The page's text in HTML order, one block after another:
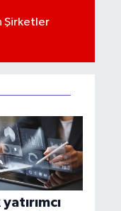
Şirketler